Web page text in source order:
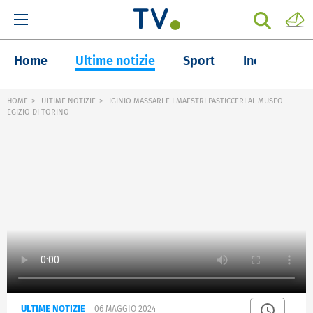
Home Ultime notizie Sport Inchieste
HOME ULTIME NOTIZIE
IGINIO MASSARI E I MAESTRI PASTICCERI AL MUSEO
EGIZIO DI TORINO
ULTIME NOTIZIE 06 MAGGIO 2024